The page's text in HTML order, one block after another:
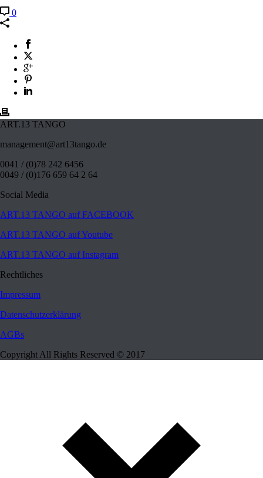
0
ART.13 TANGO
management@art13tango.de
0041 / (0)78 242 6456
0049 / (0)176 659 64 2 64
Social Media
ART.13 TANGO auf FACEBOOK
ART.13 TANGO auf Youtube
ART.13 TANGO auf Instagram
Rechtliches
Impressum
Datenschutzerklärung
AGBs
Copyright All Rights Reserved © 2017